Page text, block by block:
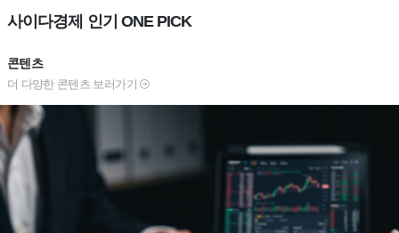
사이다경제 인기 ONE PICK
콘텐츠
더 다양한 콘텐츠 보러가기